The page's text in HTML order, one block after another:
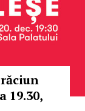
19.30,